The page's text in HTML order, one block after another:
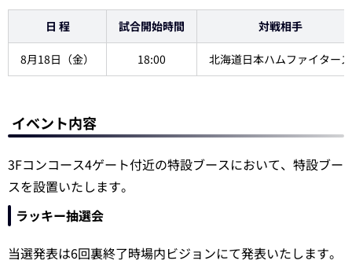
日 程 試合開始時間 対戦相手
8月18日（金） 18:00 北海道日本ハムファイターズ
イベント内容
3Fコンコース4ゲート付近の特設ブースにおいて、特設ブー
スを設置いたします。
ラッキー抽選会
当選発表は6回裏終了時場内ビジョンにて発表いたします。